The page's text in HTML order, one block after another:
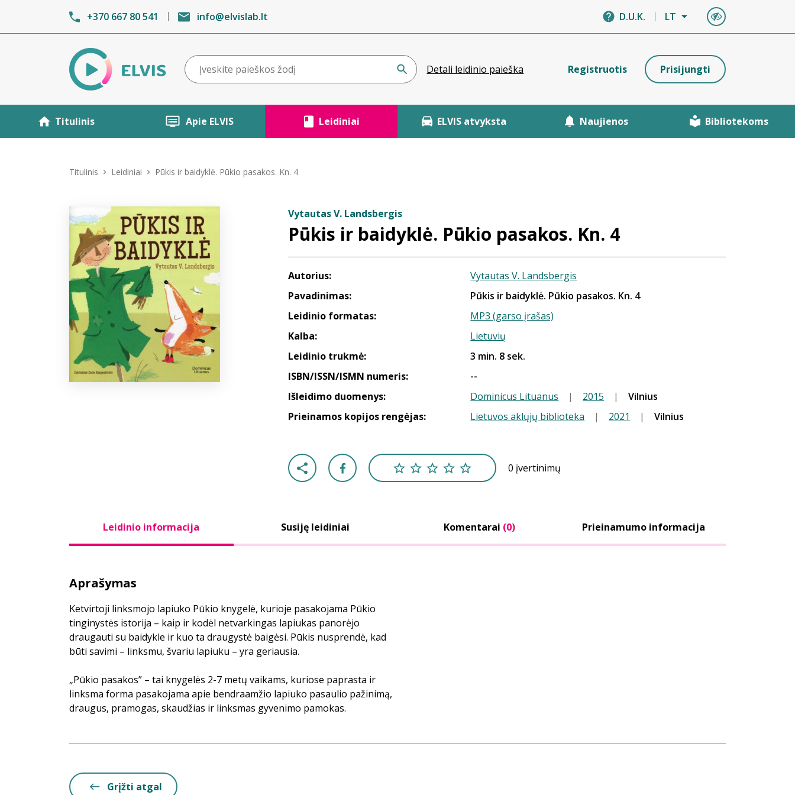
+370 667 80 541 info@elvislab.lt D.U.K. LT
Detali leidinio paieška Registruotis Prisijungti
Titulinis Apie ELVIS Leidiniai ELVIS atvyksta Naujienos Bibliotekoms
Titulinis Leidiniai Pūkis ir baidyklė. Pūkio pasakos. Kn. 4
Vytautas V. Landsbergis
Pūkis ir baidyklė. Pūkio pasakos. Kn. 4
Autorius:
Vytautas V. Landsbergis
Pavadinimas:
Pūkis ir baidyklė. Pūkio pasakos. Kn. 4
Leidinio formatas:
MP3 (garso įrašas)
Kalba:
Lietuvių
Leidinio trukmė:
3 min. 8 sek.
ISBN/ISSN/ISMN numeris:
--
Išleidimo duomenys:
Dominicus Lituanus | 2015 |
Vilnius
Prieinamos kopijos rengėjas:
Lietuvos aklųjų biblioteka | 2021 | Vilnius
0 įvertinimų
Leidinio informacija Susiję leidiniai Komentarai (0) Prieinamumo informacija
Aprašymas
Ketvirtoji linksmojo lapiuko Pūkio knygelė, kurioje pasakojama Pūkio
tinginystės istorija – kaip ir kodėl netvarkingas lapiukas panorėjo
draugauti su baidykle ir kuo ta draugystė baigėsi. Pūkis nusprendė, kad
būti savimi – linksmu, švariu lapiuku – yra geriausia.
„Pūkio pasakos” – tai knygelės 2-7 metų vaikams, kuriose paprasta ir
linksma forma pasakojama apie bendraamžio lapiuko pasaulio pažinimą,
draugus, pramogas, skaudžias ir linksmas gyvenimo pamokas.
Grįžti atgal